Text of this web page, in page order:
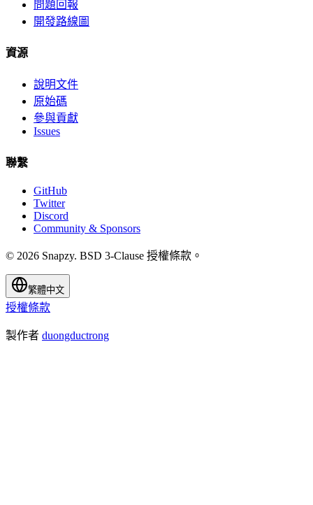
問題回報
開發路線圖
資源
說明文件
原始碼
參與貢獻
Issues
聯繫
GitHub
Twitter
Discord
Community & Sponsors
© 2026 Snapzy. BSD 3-Clause 授權條款。
繁體中文
授權條款
製作者 duongductrong